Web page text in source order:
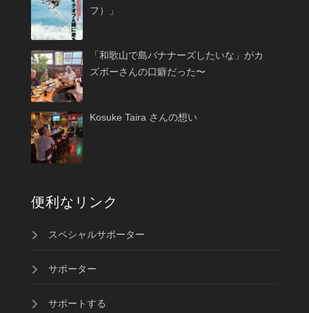
フ）」
「和歌山で島バナナーズしたいな」がカ
ズボーさんの口癖だった〜
Kosuke Taira さんの想い
便利なリンク
スペシャルサポーター
サポーター
サポートする